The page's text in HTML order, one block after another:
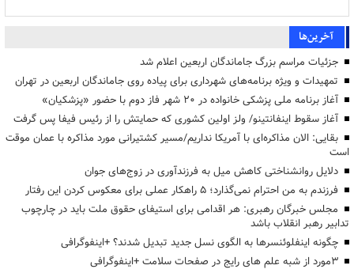
آخرین‌ها
جزئیات مراسم بزرگ جاماندگان اربعین اعلام شد
تمهیدات و ویژه برنامه‌های شهرداری برای پیاده روی جاماندگان اربعین در تهران
آغاز برنامه ملی پزشکی خانواده در ۲۰ شهر فاز دوم با حضور «پزشکیان»
آغاز سقوط اینفانتینو/ ولز اولین کشوری که حمایتش را از رئیس فیفا پس گرفت
بقایی: الان مذاکره‌ای با آمریکا نداریم/مسیر کشتیرانی مورد مذاکره با عمان موقت
است
دلایل روانشناختی کاهش میل به فرزندآوری در زوج‌های جوان
فرزندم به من احترام نمی‌گذارد؛ ۵ راهکار عملی برای معکوس کردن این رفتار
مجلس خبرگان رهبری: هر اقدامی برای استیفای حقوق ملت باید در چارچوب
تدابیر رهبر انقلاب باشد
چگونه اینفلوئنسرها به الگوی نسل جدید تبدیل شدند؟ +اینفوگرافی
3مورد از شبه علم های رایج در صفحات سلامت +اینفوگرافی